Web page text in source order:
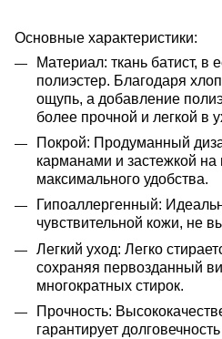
Основные характеристики:
Материал: ткань батист, в
полиэстер. Благодаря
ощупь, а добавление
более прочной и легкой в
Покрой: Продуманный
карманами и застежкой на
максимального удобства.
Гипоаллергенный:
чувствительной кожи, не
Легкий уход: Легко
сохраняя первозданный
многократных стирок.
Прочность:
гарантирует